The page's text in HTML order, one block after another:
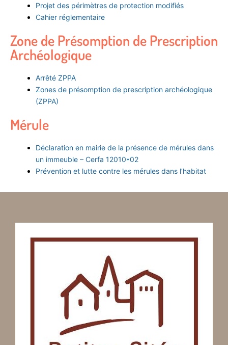
Projet des périmètres de protection modifiés
Cahier réglementaire
Zone de Présomption de Prescription
Archéologique
Arrêté ZPPA
Zones de présomption de prescription archéologique
(ZPPA)
Mérule
Déclaration en mairie de la présence de mérules dans
un immeuble – Cerfa 12010*02
Prévention et lutte contre les mérules dans l’habitat